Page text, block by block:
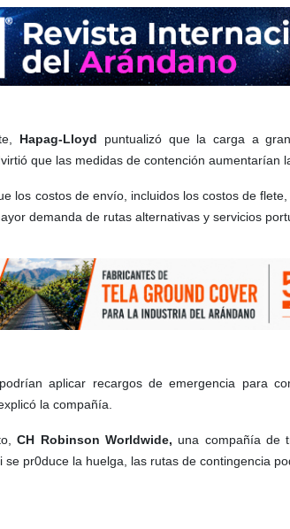
Hapag-Lloyd puntualizó que la carga a
que las medidas de contención aumentarían
los costos de envío, incluidos los costos de
demanda de rutas alternativas y servicios
aplicar recargos de emergencia para
la compañía.
CH Robinson Worldwide, una compañía de
se pr0duce la huelga, las rutas de contingencia